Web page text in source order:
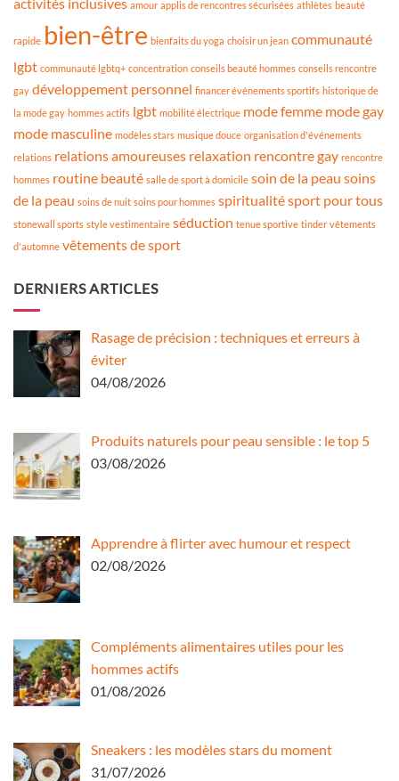
amour applis de rencontres sécurisées athlètes beauté
rapide bien-être bienfaits du yoga choisir un jean communauté
lgbt communauté lgbtq+ concentration conseils beauté hommes conseils rencontre
gay développement personnel financer événements sportifs historique de
la mode gay hommes actifs lgbt mobilité électrique mode femme mode gay
mode masculine modèles stars musique douce organisation d'événements
relations relations amoureuses relaxation rencontre gay rencontre
hommes routine beauté salle de sport à domicile soin de la peau soins
de la peau soins de nuit soins pour hommes spiritualitésport pour tous
stonewall sports style vestimentaire séduction tenue sportive tinder vêtements
d'automne vêtements de sport
DERNIERS ARTICLES
Rasage de précision : techniques et erreurs à
éviter
04/08/2026
Produits naturels pour peau sensible : le top 5
03/08/2026
Apprendre à flirter avec humour et respect
02/08/2026
Compléments alimentaires utiles pour les
hommes actifs
01/08/2026
Sneakers : les modèles stars du moment
31/07/2026